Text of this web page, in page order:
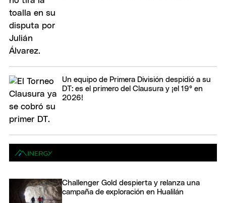
Un equipo de Primera División despidió a su
DT: es el primero del Clausura y ¡el 19° en
2026!
Challenger Gold despierta y relanza una
campaña de exploración en Hualilán